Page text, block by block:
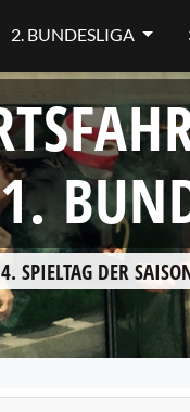
2. BUNDESLIGA
SPIELTAG DER